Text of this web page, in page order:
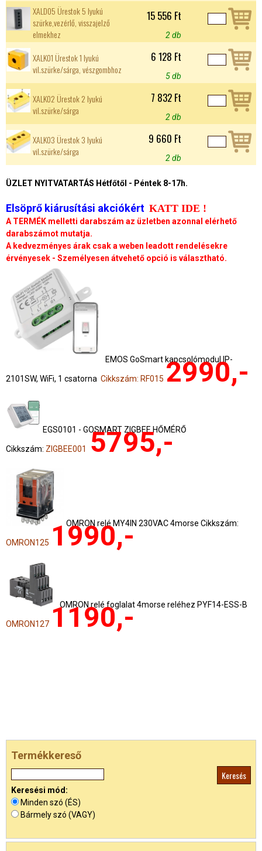
XALD05 Ürestok 5 lyukú
szürke,vezérlő, visszajelző
elmekhez
15 556 Ft
2 db
XALK01 Ürestok 1 lyukú
vil.szürke/sárga, vészgombhoz
6 128 Ft
5 db
XALK02 Ürestok 2 lyukú
vil.szürke/sárga
7 832 Ft
2 db
XALK03 Ürestok 3 lyukú
vil.szürke/sárga
9 660 Ft
2 db
ÜZLET NYITVATARTÁS Hétfőtől - Péntek 8-17h.
Elsöprő kiárusítási akciókért KATT IDE !
A TERMÉK melletti darabszám az üzletben azonnal elérhető
darabszámot mutatja.
A kedvezményes árak csak a weben leadott rendelésekre
érvényesek - Személyesen átvehető opció is választható.
EMOS GoSmart kapcsolómodul IP-
2101SW, WiFi, 1 csatorna Cikkszám: RF015 2990,-
EGS0101 - GOSMART ZIGBEE HŐMÉRŐ
Cikkszám: ZIGBEE001 5795,-
OMRON relé MY4IN 230VAC 4morse Cikkszám:
OMRON125 1990,-
OMRON relé foglalat 4morse reléhez PYF14-ESS-B
OMRON127 1190,-
Termékkereső
Keresési mód:
Minden szó (ÉS)
Bármely szó (VAGY)